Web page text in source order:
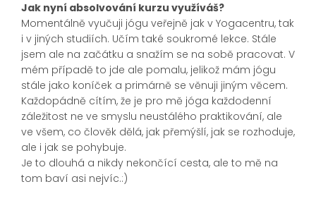
Jak nyní absolvování kurzu využíváš?
Momentálně vyučuji jógu veřejně jak v Yogacentru, tak
i v jiných studiích. Učím také soukromé lekce. Stále
jsem ale na začátku a snažím se na sobě pracovat. V
mém případě to jde ale pomalu, jelikož mám jógu
stále jako koníček a primárně se věnuji jiným věcem.
Každopádně cítím, že je pro mě jóga každodenní
záležitost ne ve smyslu neustálého praktikování, ale
ve všem, co člověk dělá, jak přemýšlí, jak se rozhoduje,
ale i jak se pohybuje.
Je to dlouhá a nikdy nekončící cesta, ale to mě na
tom baví asi nejvíc.:)